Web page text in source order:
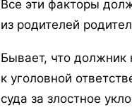
Все эти факторы
из родителей
Бывает, что должник
к уголовной
суда за злостное